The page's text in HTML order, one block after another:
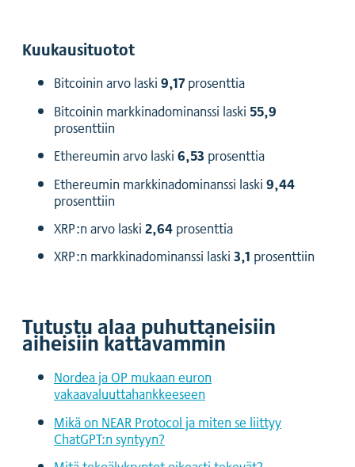
Kuukausituotot
Bitcoinin arvo laski9,17prosenttia
Bitcoinin markkinadominanssi laski 55,9
prosenttiin
Ethereumin arvo laski6,53 prosenttia
Ethereumin markkinadominanssi laski9,44
prosenttiin
XRP:n arvo laski2,64prosenttia
XRP:n markkinadominanssi laski3,1 prosenttiin
Tutustu alaa puhuttaneisiin
aiheisiin kattavammin
Nordea ja OP mukaan euron
vakaavaluuttahankkeeseen
Mikä on NEAR Protocol ja miten se liittyy
ChatGPT:n syntyyn?